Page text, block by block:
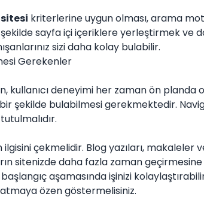
sitesi kriterlerine uygun olması, arama
sayfa içi içeriklere yerleştirmek ve
sizi daha kolay bulabilir.
Gerekenler
kullanıcı deneyimi her zaman ön planda
bir şekilde bulabilmesi gerekmektedir.
ilgisini çekmelidir. Blog yazıları, makaleler
sitenizde daha fazla zaman geçirmesine
aşamasında işinizi
özen göstermelisiniz.